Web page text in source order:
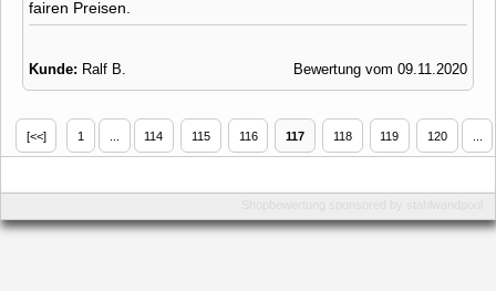
fairen Preisen.
Kunde: Ralf B. Bewertung vom 09.11.2020
[<<] 1 114 115 116 117 118 119 120